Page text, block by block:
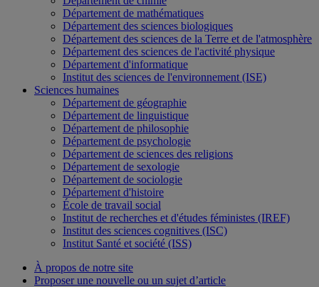
Département de mathématiques
Département des sciences biologiques
Département des sciences de la Terre et de l'atmosphère
Département des sciences de l'activité physique
Département d'informatique
Institut des sciences de l'environnement (ISE)
Sciences humaines
Département de géographie
Département de linguistique
Département de philosophie
Département de psychologie
Département de sciences des religions
Département de sexologie
Département de sociologie
Département d'histoire
École de travail social
Institut de recherches et d'études féministes (IREF)
Institut des sciences cognitives (ISC)
Institut Santé et société (ISS)
À propos de notre site
Proposer une nouvelle ou un sujet d’article